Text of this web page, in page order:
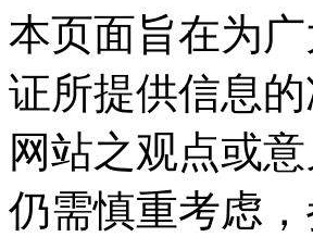
本页面旨在为
证所提供信息
网站之观点或
仍需慎重考虑